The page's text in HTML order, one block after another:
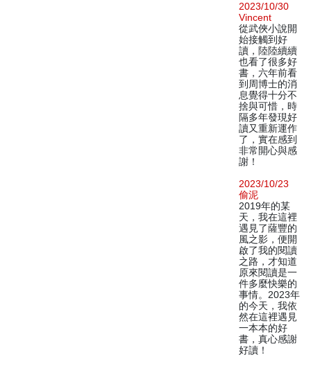
2023/10/30
Vincent
從武俠小說開
始接觸到好
讀，陸陸續續
也看了很多好
書，六年前看
到周博士的消
息覺得十分不
捨與可惜，時
隔多年發現好
讀又重新運作
了，實在感到
非常開心與感
謝！
2023/10/23
偷泥
2019年的某
天，我在這裡
遇見了薩豐的
風之影，便開
啟了我的閱讀
之路，才知道
原來閱讀是一
件多麼快樂的
事情。2023年
的今天，我依
然在這裡遇見
一本本的好
書，真心感謝
好讀！